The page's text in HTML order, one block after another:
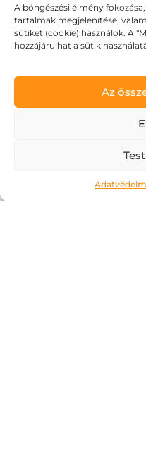
A böngészési élmény
tartalmak megjelenítése,
sütiket (cookie) használok. A
hozzájárulhat a sütik
Az
Mit